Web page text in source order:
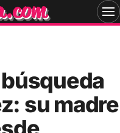
su madre